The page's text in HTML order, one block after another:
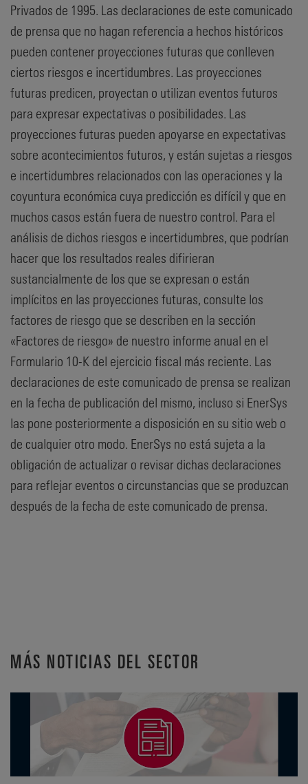
Privados de 1995. Las declaraciones de este comunicado
de prensa que no hagan referencia a hechos históricos
pueden contener proyecciones futuras que conlleven
ciertos riesgos e incertidumbres. Las proyecciones
futuras predicen, proyectan o utilizan eventos futuros
para expresar expectativas o posibilidades. Las
proyecciones futuras pueden apoyarse en expectativas
sobre acontecimientos futuros, y están sujetas a riesgos
e incertidumbres relacionados con las operaciones y la
coyuntura económica cuya predicción es difícil y que en
muchos casos están fuera de nuestro control. Para el
análisis de dichos riesgos e incertidumbres, que podrían
hacer que los resultados reales difirieran
sustancialmente de los que se expresan o están
implícitos en las proyecciones futuras, consulte los
factores de riesgo que se describen en la sección
«Factores de riesgo» de nuestro informe anual en el
Formulario 10-K del ejercicio fiscal más reciente. Las
declaraciones de este comunicado de prensa se realizan
en la fecha de publicación del mismo, incluso si EnerSys
las pone posteriormente a disposición en su sitio web o
de cualquier otro modo. EnerSys no está sujeta a la
obligación de actualizar o revisar dichas declaraciones
para reflejar eventos o circunstancias que se produzcan
después de la fecha de este comunicado de prensa.
MÁS NOTICIAS DEL SECTOR